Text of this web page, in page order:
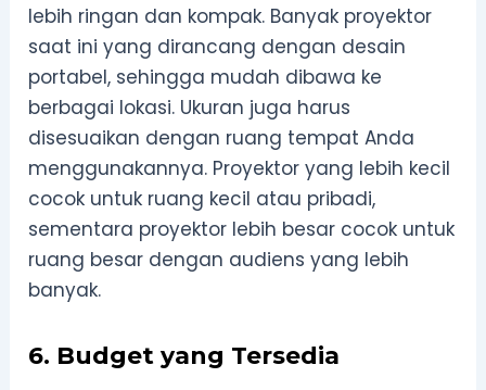
lebih ringan dan kompak. Banyak proyektor
saat ini yang dirancang dengan desain
portabel, sehingga mudah dibawa ke
berbagai lokasi. Ukuran juga harus
disesuaikan dengan ruang tempat Anda
menggunakannya. Proyektor yang lebih kecil
cocok untuk ruang kecil atau pribadi,
sementara proyektor lebih besar cocok untuk
ruang besar dengan audiens yang lebih
banyak.
6. Budget yang Tersedia